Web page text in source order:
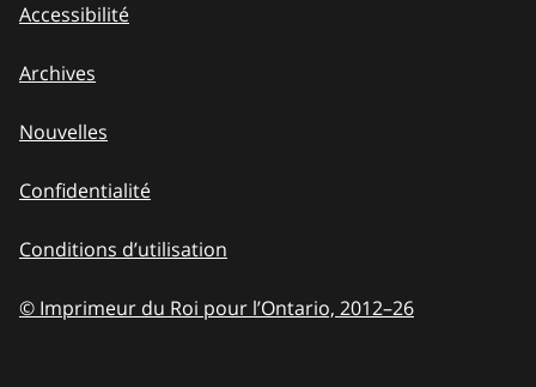
Accessibilité
Archives
Nouvelles
Confidentialité
Conditions d’utilisation
© Imprimeur du Roi pour l’Ontario, 2012–to
26